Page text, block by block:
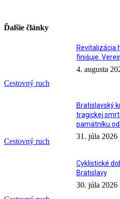
Ďalšie články
Cestovný ruch
Revitalizácia
finišuje.
4. augusta
Cestovný ruch
Bratislavský
tragickej
pamätníku
31. júla 2026
Cyklistické
Bratislavy
30. júla 2026